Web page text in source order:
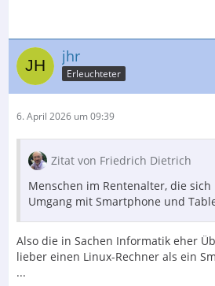
jhr
Erleuchteter
6. April 2026 um 09:39
Zitat von Friedrich Dietrich
Menschen im Rentenalter, die
Umgang mit Smartphone und
Also die in Sachen Informatik eher
lieber einen Linux-Rechner als ein
...